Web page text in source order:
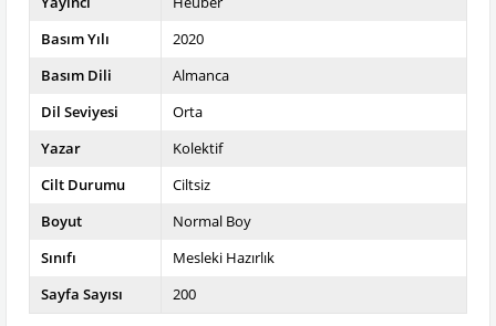
Basım Yılı
2020
Basım Dili
Almanca
Dil Seviyesi
Orta
Yazar
Kolektif
Cilt Durumu
Ciltsiz
Boyut
Normal Boy
Sınıfı
Mesleki Hazırlık
Sayfa Sayısı
200